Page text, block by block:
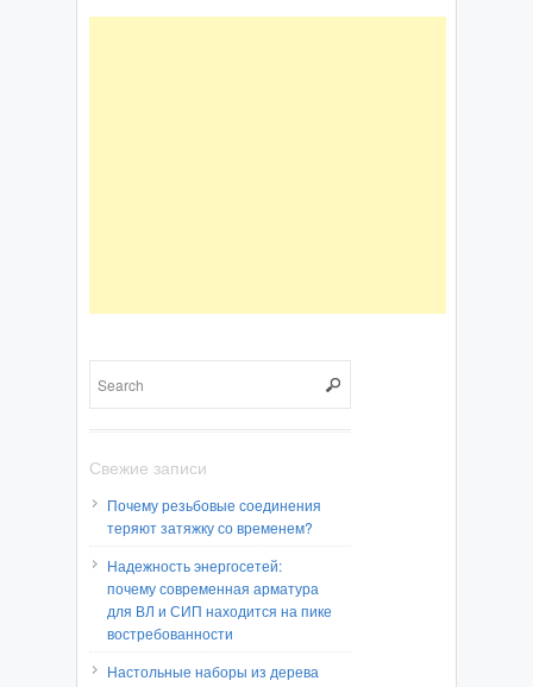
Свежие записи
Почему резьбовые соединения
теряют затяжку со временем?
Надежность энергосетей:
почему современная арматура
для ВЛ и СИП находится на пике
востребованности
Настольные наборы из дерева